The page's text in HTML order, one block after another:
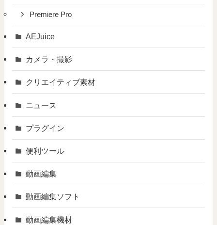
Premiere Pro
AEJuice
カメラ・撮影
クリエイティブ素材
ニュース
プラグイン
便利ツール
動画編集
動画編集ソフト
動画編集機材